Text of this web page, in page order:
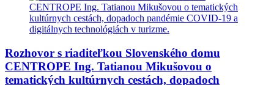
Rozhovor s riaditeľkou Slovenského domu
CENTROPE Ing. Tatianou Mikušovou o
tematických kultúrnych cestách, dopadoch